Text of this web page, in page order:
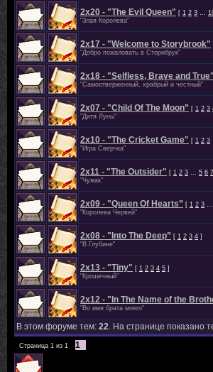
2х20 - "The Evil Queen" [ 1 2 3 …
"Злая Королева"
2х17 - "Welcome to Storybrook"
"Добро пожаловать в Сторибрук"
2х18 - "Selfless, Brave and True"
"Самоотверженный, храбрый и честный"
2х07 - "Child Of The Moon” [ 1 2 3
"Дитя Луны"
2х10 - "The Cricket Game" [ 1 2 3
"Игра Сверчка"
2х11 - "The Outsider" [ 1 2 3 … 5 6 7
"Чужак"
2х09 - "Queen Of Hearts” [ 1 2 3 …
"Королева Червей"
2х08 - "Into The Deep” [ 1 2 3 4 ]
"В Глубине"
2х13 - "Tiny" [ 1 2 3 4 5 ]
"Крошечный"
2х12 - "In The Name of the
"Во имя брата моего"
В этом форуме тем: 22. На странице показано
Страница 1 из 1 1